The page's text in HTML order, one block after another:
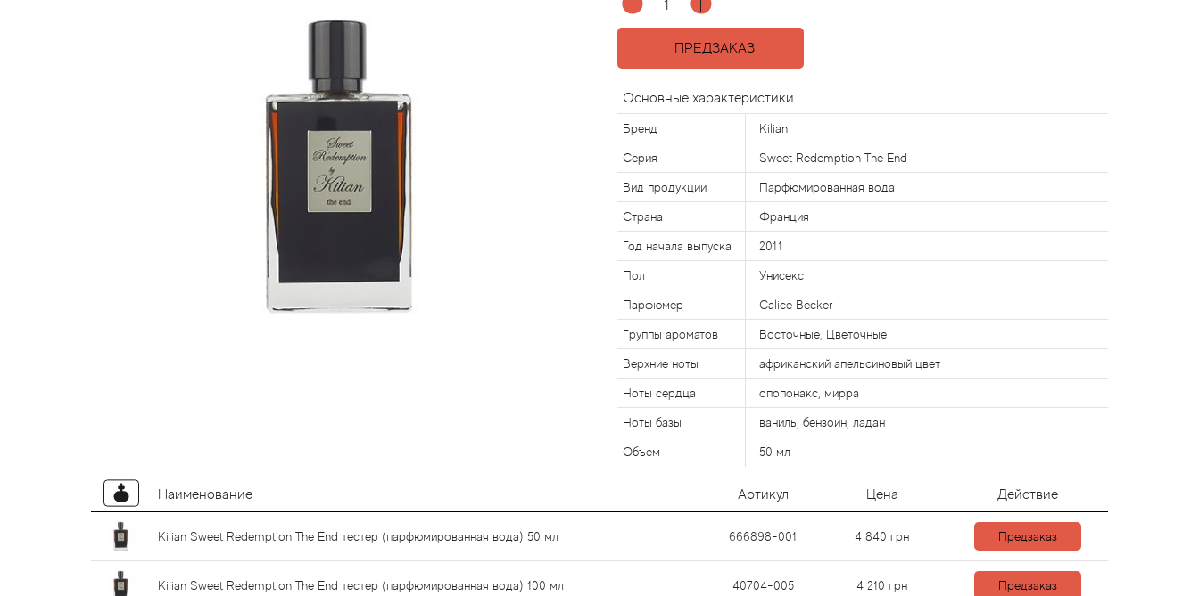
ПРЕДЗАКАЗ
Основные характеристики
Бренд Kilian
Серия Sweet Redemption The End
Вид продукции Парфюмированная вода
Страна Франция
Год начала выпуска 2011
Пол Унисекс
Парфюмер Calice Becker
Группы ароматов Восточные, Цветочные
Верхние ноты африканский апельсиновый цвет
Ноты сердца опопонакс, мирра
Ноты базы ваниль, бензоин, ладан
Объем 50 мл
Наименование Артикул Цена Действие
Kilian Sweet Redemption The End тестер (парфюмированная вода) 50 мл 666898-001 4 840 грн Предзаказ
Kilian Sweet Redemption The End тестер (парфюмированная вода) 100 мл 40704-005 4 210 грн Предзаказ